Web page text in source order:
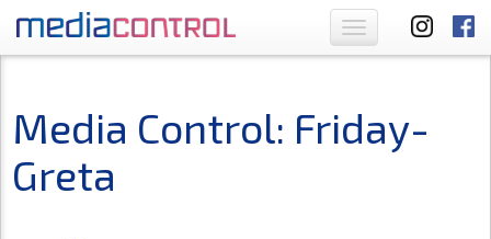
Toggle
navigation
Media Control: Friday-
Greta